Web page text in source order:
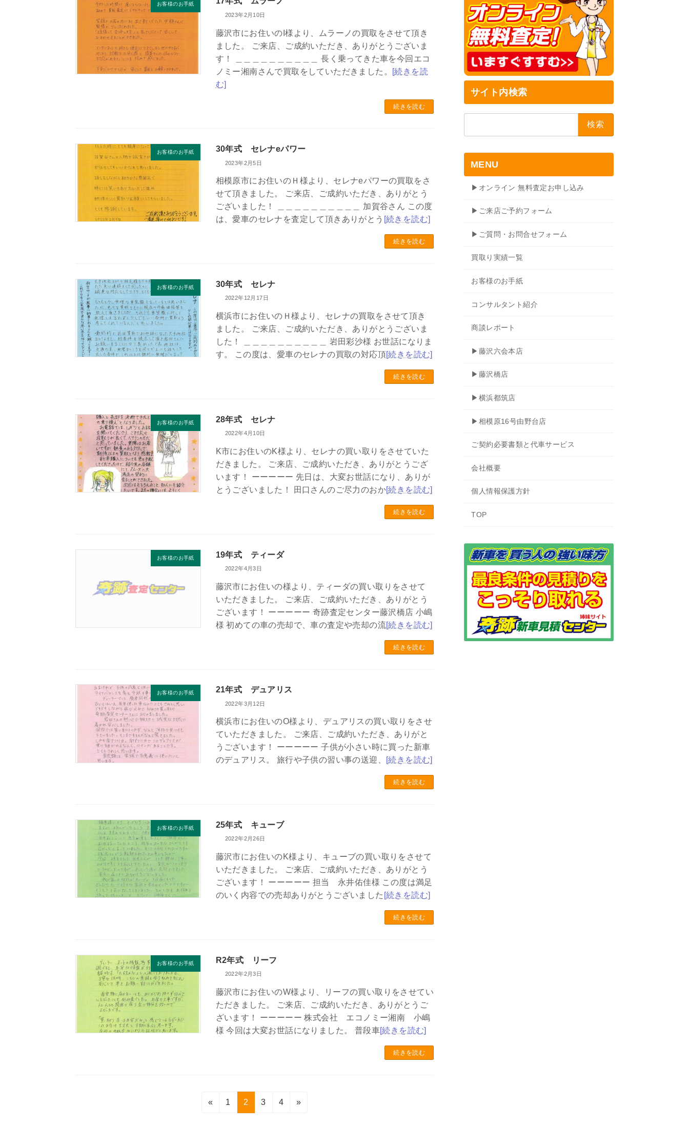
お客様のお手紙
2023年2月10日
藤沢市にお住いのI様より、ムラーノの買取をさせて頂き
ました。 ご来店、ご成約いただき、ありがとうございま
す！ ＿＿＿＿＿＿＿＿＿＿ 長く乗ってきた車を今回エコ
ノミー湘南さんで買取をしていただきました。
[続きを読
む]
続きを読む
お客様のお手紙 30年式 セレナeパワー
2023年2月5日
相模原市にお住いのＨ様より、セレナeパワーの買取をさ
せて頂きました。 ご来店、ご成約いただき、ありがとう
ございました！ ＿＿＿＿＿＿＿＿＿＿ 加賀谷さん この度
は、愛車のセレナを査定して頂きありがとう [続きを読む]
続きを読む
お客様のお手紙 30年式 セレナ
2022年12月17日
横浜市にお住いのＨ様より、セレナの買取をさせて頂き
ました。 ご来店、ご成約いただき、ありがとうございま
した！ ＿＿＿＿＿＿＿＿＿＿ 岩田彩沙様 お世話になりま
す。 この度は、愛車のセレナの買取の対応頂[続きを読む]
続きを読む
お客様のお手紙 28年式 セレナ
2022年4月10日
K市にお住いのK様より、セレナの買い取りをさせていた
だきました。 ご来店、ご成約いただき、ありがとうござ
います！ ーーーーー 先日は、大変お世話になり、ありが
とうございました！ 田口さんのご尽力のおか[続きを読む]
続きを読む
お客様のお手紙 19年式 ティーダ
2022年4月3日
藤沢市にお住いの様より、ティーダの買い取りをさせて
いただきました。 ご来店、ご成約いただき、ありがとう
ございます！ ーーーーー 奇跡査定センター藤沢橋店 小嶋
様 初めての車の売却で、車の査定や売却の流[続きを読む]
続きを読む
お客様のお手紙 21年式 デュアリス
2022年3月12日
横浜市にお住いのO様より、デュアリスの買い取りをさせ
ていただきました。 ご来店、ご成約いただき、ありがと
うございます！ ーーーーー 子供が小さい時に買った新車
のデュアリス。 旅行や子供の習い事の送迎、
[続きを読む]
続きを読む
お客様のお手紙 25年式 キューブ
2022年2月26日
藤沢市にお住いのK様より、キューブの買い取りをさせて
いただきました。 ご来店、ご成約いただき、ありがとう
ございます！ ーーーーー 担当 永井佑佳様 この度は満足
のいく内容での売却ありがとうございました [続きを読む]
続きを読む
お客様のお手紙 R2年式 リーフ
2022年2月3日
藤沢市にお住いのW様より、リーフの買い取りをさせてい
ただきました。 ご来店、ご成約いただき、ありがとうご
ざいます！ ーーーーー 株式会社 エコノミー湘南 小嶋
様 今回は大変お世話になりました。 普段車[続きを読む]
続きを読む
«
固
1
固
定
2
固
3
固
4 »
サイト内検索
索:
MENU
▶オンライン 無料査定お申し込み
▶ご来店ご予約フォーム
▶ご質問・お問合せフォーム
買取り実績一覧
お客様のお手紙
コンサルタント紹介
商談レポート
▶藤沢六会本店
▶藤沢橋店
▶横浜都筑店
▶相模原16号由野台店
ご契約必要書類と代車サービス
会社概要
個人情報保護方針
TOP